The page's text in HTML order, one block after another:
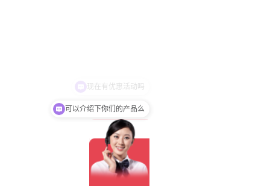
可以介绍下你们的产品么